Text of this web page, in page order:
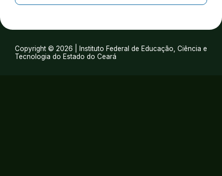
Copyright © 2026 | Instituto Federal de Educação, Ciência e
Tecnologia do Estado do Ceará